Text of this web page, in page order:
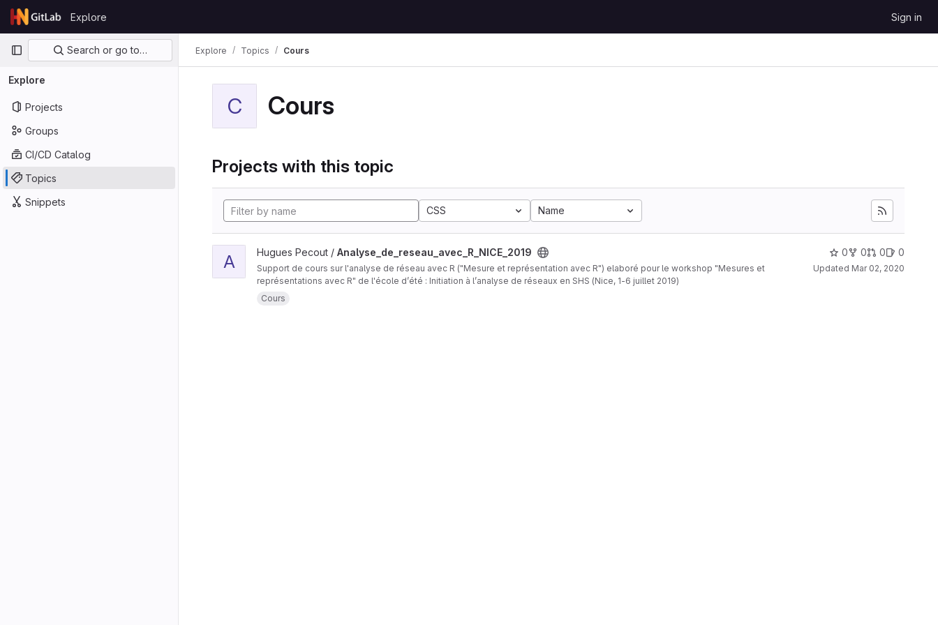
Skip to content
GitLab
Explore Sign in
Primary navigation
Search or go to…
Explore
Projects
Groups
CI/CD Catalog
Topics
Snippets
Explore Topics Cours
C Cours
Projects with this topic
CSS Name
A Hugues Pecout / Analyse_de_reseau_avec_R_NICE_2019
Support de cours sur l'analyse de réseau avec R ("Mesure et représentation avec R") elaboré pour le workshop "Mesures et
représentations avec R" de l'école d’été : Initiation à l’analyse de réseaux en SHS (Nice, 1-6 juillet 2019)
Cours
0 0 0 0
Updated Mar 02, 2020